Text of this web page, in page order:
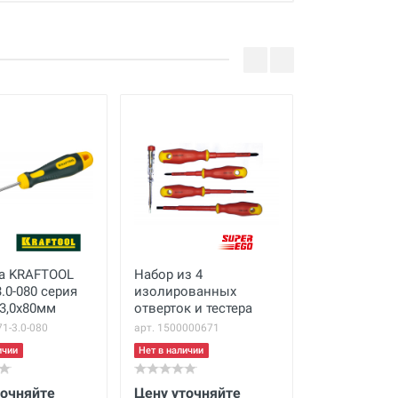
KRAFTOOL
080 серия
3.0-080
Набор из 4
изолированных
отверток и тестера
арт. 1500000671
Нет в наличии
Цену уточняйте